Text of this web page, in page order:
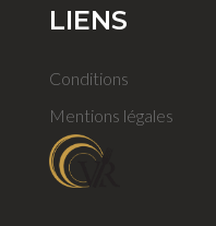
LIENS
Conditions
Mentions légales